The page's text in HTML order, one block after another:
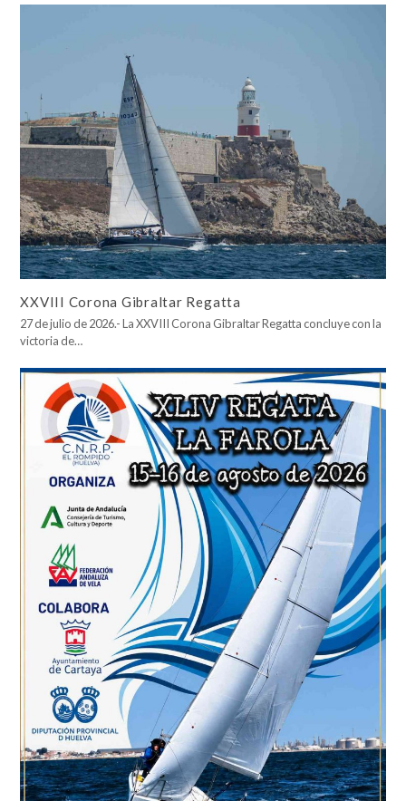
XXVIII Corona Gibraltar Regatta
27 de julio de 2026.- La XXVIII Corona Gibraltar Regatta concluye con la
victoria de…